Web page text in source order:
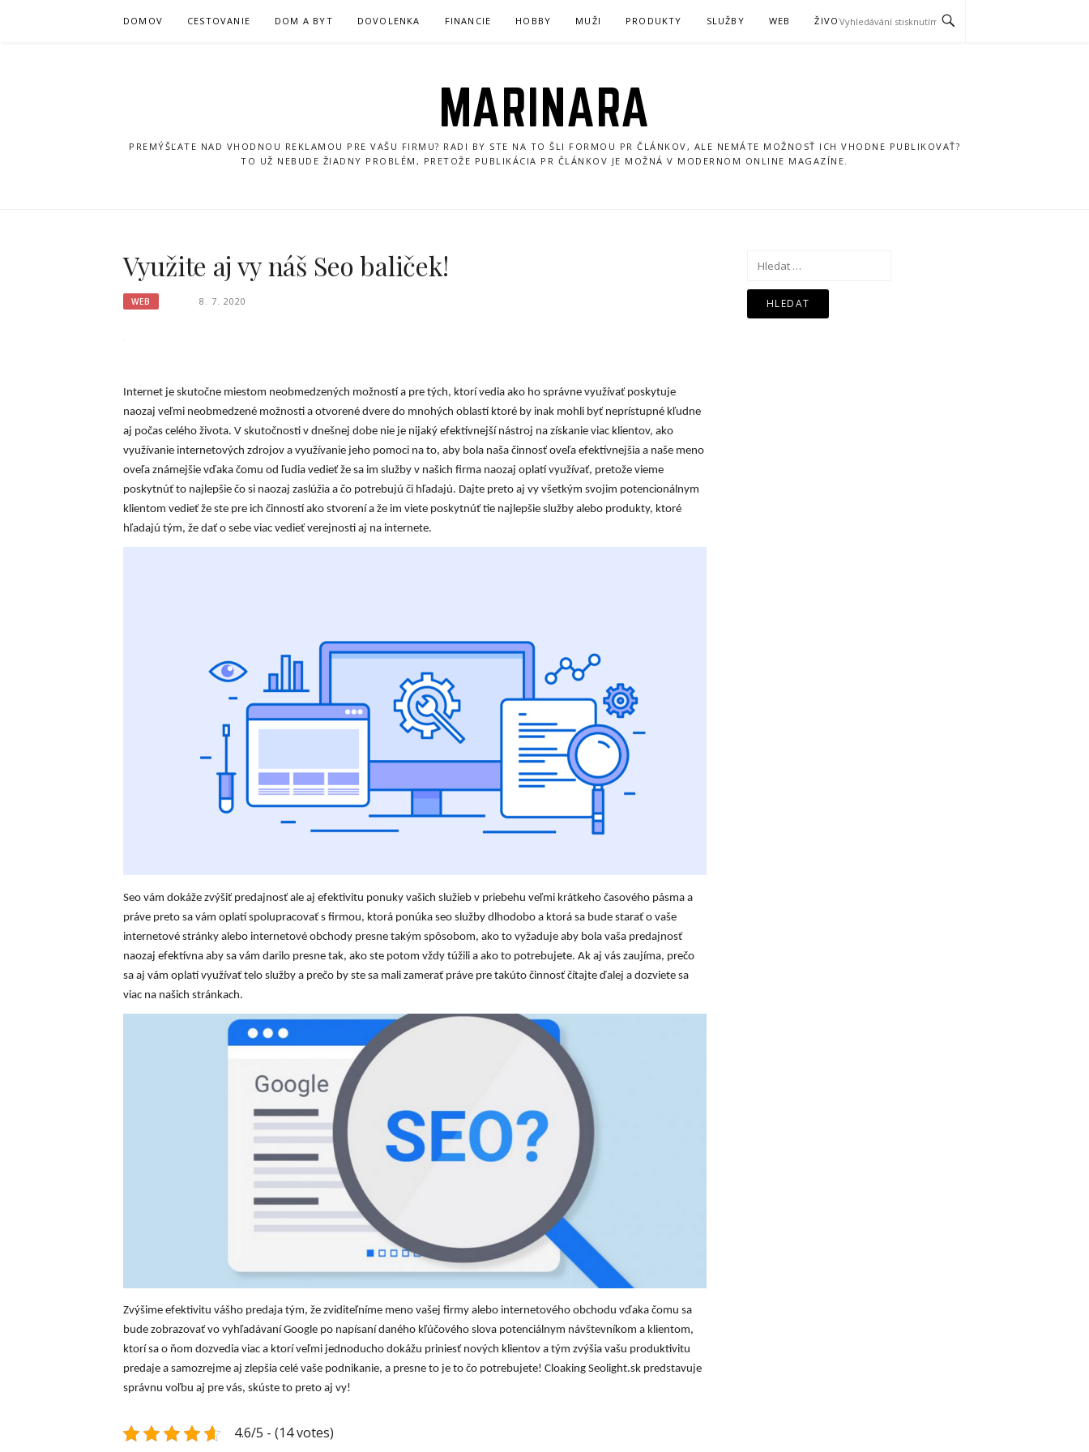
DOMOV CESTOVANIE DOM A BYT DOVOLENKA FINANCIE HOBBY MUŽI PRODUKTY SLUŽBY WEB ŽIVOTNÝ ŠTÝL
MARINARA
PREMÝŠĽATE NAD VHODNOU REKLAMOU PRE VAŠU FIRMU? RADI BY STE NA TO ŠLI FORMOU PR ČLÁNKOV, ALE NEMÁTE MOŽNOSŤ ICH VHODNE PUBLIKOVAŤ?
TO UŽ NEBUDE ŽIADNY PROBLÉM, PRETOŽE PUBLIKÁCIA PR ČLÁNKOV JE MOŽNÁ V MODERNOM ONLINE MAGAZÍNE.
Využite aj vy náš Seo baliček!
WEB 8. 7. 2020
Internet je skutočne miestom neobmedzených možností a pre tých, ktorí vedia ako ho správne využívať poskytuje
naozaj veľmi neobmedzené možnosti a otvorené dvere do mnohých oblastí ktoré by inak mohli byť neprístupné kľudne
aj počas celého života. V skutočnosti v dnešnej dobe nie je nijaký efektívnejší nástroj na získanie viac klientov, ako
využívanie internetových zdrojov a využívanie jeho pomoci na to, aby bola naša činnosť oveľa efektívnejšia a naše meno
oveľa známejšie vďaka čomu od ľudia vedieť že sa im služby v našich firma naozaj oplatí využívať, pretože vieme
poskytnúť to najlepšie čo si naozaj zaslúžia a čo potrebujú či hľadajú. Dajte preto aj vy všetkým svojim potencionálnym
klientom vedieť že ste pre ich činností ako stvorení a že im viete poskytnúť tie najlepšie služby alebo produkty, ktoré
hľadajú tým, že dať o sebe viac vedieť verejnosti aj na internete.
Seo vám dokáže zvýšiť predajnosť ale aj efektivitu ponuky vašich služieb v priebehu veľmi krátkeho časového pásma a
práve preto sa vám oplatí spolupracovať s firmou, ktorá ponúka seo služby dlhodobo a ktorá sa bude starať o vaše
internetové stránky alebo internetové obchody presne takým spôsobom, ako to vyžaduje aby bola vaša predajnosť
naozaj efektívna aby sa vám darilo presne tak, ako ste potom vždy túžili a ako to potrebujete. Ak aj vás zaujíma, prečo
sa aj vám oplatí využívať telo služby a prečo by ste sa mali zamerať práve pre takúto činnosť čítajte ďalej a dozviete sa
viac na našich stránkach.
Zvýšime efektivitu vášho predaja tým, že zviditeľníme meno vašej firmy alebo internetového obchodu vďaka čomu sa
bude zobrazovať vo vyhľadávaní Google po napísaní daného kľúčového slova potenciálnym návštevníkom a klientom,
ktorí sa o ňom dozvedia viac a ktorí veľmi jednoducho dokážu priniesť nových klientov a tým zvýšia vašu produktivitu
predaje a samozrejme aj zlepšia celé vaše podnikanie, a presne to je to čo potrebujete! Cloaking Seolight.sk predstavuje
správnu voľbu aj pre vás, skúste to preto aj vy!
4.6/5 - (14 votes)
Vyhledávání